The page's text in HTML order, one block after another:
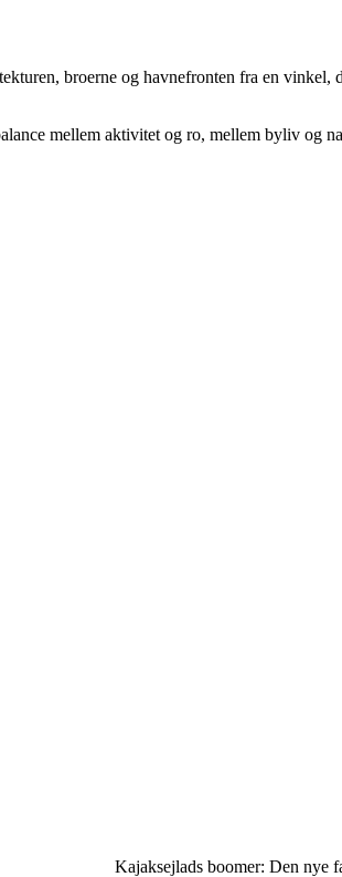
broerne og havnefronten fra en
mellem aktivitet og ro, mellem byliv og
Kajaksejlads boomer: Den nye